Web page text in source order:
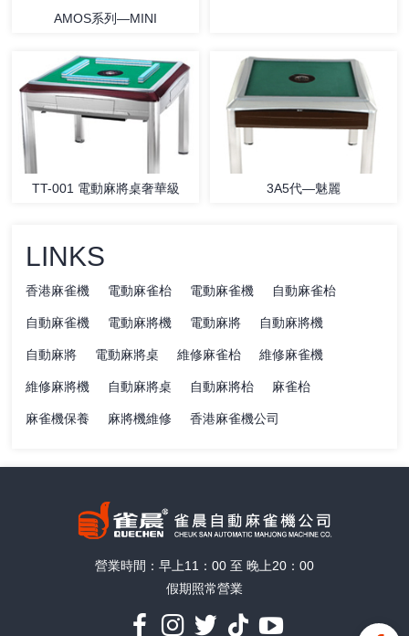
AMOS系列—MINI
TT-001 電動麻將桌奢華級 3A5代—魅麗
LINKS
香港麻雀機 電動麻雀枱 電動麻雀機 自動麻雀枱
自動麻雀機 電動麻將機 電動麻將 自動麻將機
自動麻將 電動麻將桌 維修麻雀枱 維修麻雀機
維修麻將機 自動麻將桌 自動麻將枱 麻雀枱
麻雀機保養 麻將機維修 香港麻雀機公司
營業時間：早上11：00 至 晚上20：00
假期照常營業